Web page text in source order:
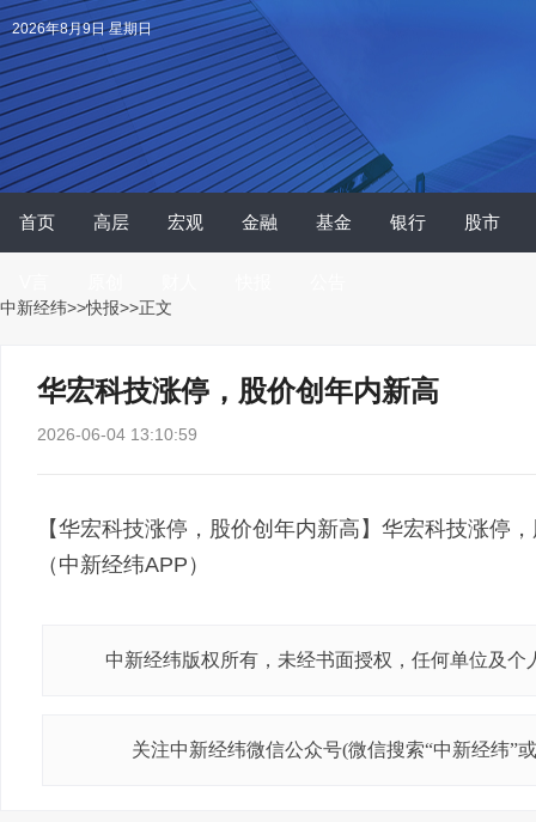
2026年8月9日 星期日
首页 高层 宏观 金融 基金 银行 股市
中新经纬>>快报>>正文
华宏科技涨停，股价创年内新高
2026-06-04 13:10:59
【华宏科技涨停，股价创年内新高】华宏科技涨停
（中新经纬APP）
中新经纬版权所有，未经书面授权，任何单位及
关注中新经纬微信公众号(微信搜索“中新经纬”